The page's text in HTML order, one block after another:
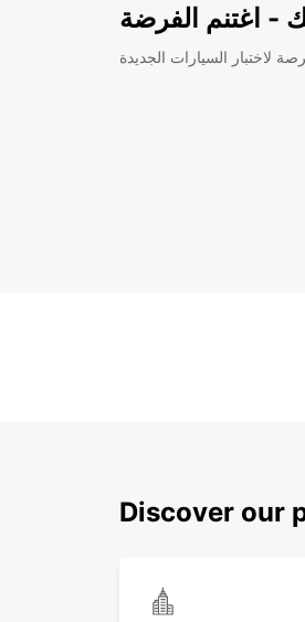
- اغتنم الفرضة
لاختبار السيارات الجديدة
Discover our